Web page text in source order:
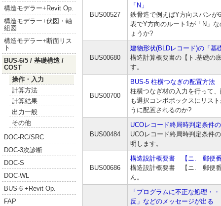
構造モデラー+Revit Op.
構造モデラー+伏図・軸
組図
構造モデラー+断面リス
ト
BUS-6/5 / 基礎構造 /
COST
操作・入力
計算方法
計算結果
出力一般
その他
DOC-RC/SRC
DOC-3次診断
DOC-S
DOC-WL
BUS-6 +Revit Op.
FAP
BUS00527
「N」
鉄骨造で例えばY方向スパンが
表でY方向のルート1が「N」
ょうか?
BUS00680
建物形状(BLDレコード)の「基
構造計算概要書の【ト.基礎の
す。
BUS00700
BUS-5 柱横つなぎの配置方法
柱横つなぎ材の入力を行って
も選択コンボボックスにリス
うに配置されるのか?
BUS00484
UCOレコード終局時判定条件
UCOレコード終局時判定条件
明します。
BUS00686
構造設計概要書 【ニ. 郵便
構造設計概要書 【ニ. 郵便番
ん。
「プログラムに不正な処理・
反」などのメッセージが出る